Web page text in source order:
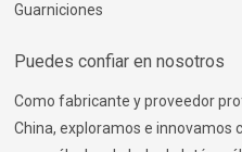
Guarniciones
Puedes confiar en nosotros
Como fabricante y proveedor
China, exploramos e